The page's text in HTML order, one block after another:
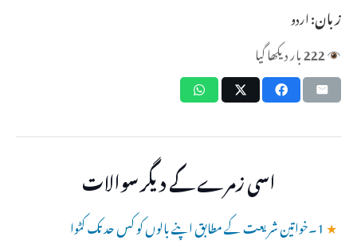
زبان:اردو
222بار دیکھا گیا
اسی زمرے کے دیگر سوالات
★ 1۔خواتین شریعت کے مطابق اپنے بالوں کو کس حد تک کٹوا